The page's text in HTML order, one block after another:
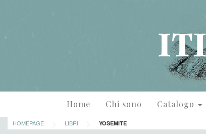
Home Chi sono Catalogo
HOMEPAGE LIBRI YOSEMITE